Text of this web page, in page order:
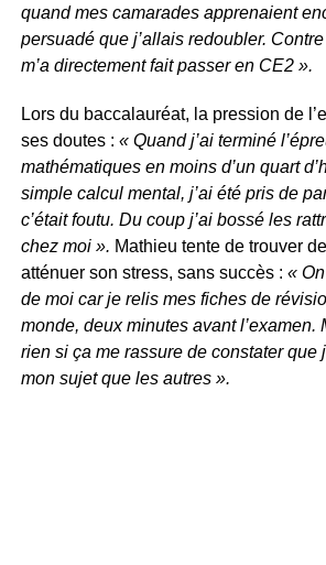
quand mes camarades apprenaient
persuadé que j’allais redoubler.
m’a directement fait passer en CE2 ».
Lors du baccalauréat, la pression de
ses doutes : « Quand j’ai terminé
mathématiques en moins d’un quart
simple calcul mental, j’ai été pris de
c’était foutu. Du coup j’ai bossé les
chez moi ». Mathieu tente de trouver
atténuer son stress, sans succès : «
de moi car je relis mes fiches de
monde, deux minutes avant l’examen.
rien si ça me rassure de constater que
mon sujet que les autres ».